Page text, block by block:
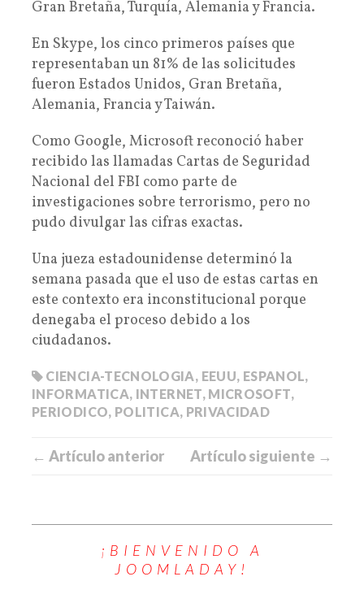
Gran Bretaña, Turquía, Alemania y Francia.
En Skype, los cinco primeros países que
representaban un 81% de las solicitudes
fueron Estados Unidos, Gran Bretaña,
Alemania, Francia y Taiwán.
Como Google, Microsoft reconoció haber
recibido las llamadas Cartas de Seguridad
Nacional del FBI como parte de
investigaciones sobre terrorismo, pero no
pudo divulgar las cifras exactas.
Una jueza estadounidense determinó la
semana pasada que el uso de estas cartas en
este contexto era inconstitucional porque
denegaba el proceso debido a los
ciudadanos.
CIENCIA-TECNOLOGIA, EEUU, ESPANOL,
INFORMATICA, INTERNET, MICROSOFT,
PERIODICO, POLITICA, PRIVACIDAD
← Artículo anterior Artículo siguiente →
¡BIENVENIDO A
JOOMLADAY!